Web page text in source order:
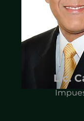
Lic.